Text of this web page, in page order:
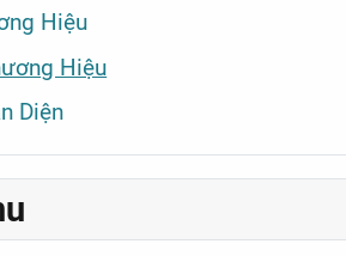
Hiệu
Hiệu
Diện